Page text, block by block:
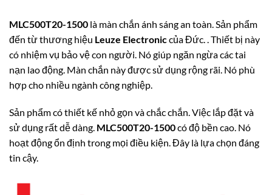
MLC500T20-1500 là màn chắn ánh sáng an toàn. Sản phẩm
đến từ thương hiệu Leuze Electroniccủa Đức.
. Thiết bị này
có nhiệm vụ bảo vệ con người. Nó giúp ngăn ngừa các tai
nạn lao động. Màn chắn này được sử dụng rộng rãi. Nó phù
hợp cho nhiều ngành công nghiệp.
Sản phẩm có thiết kế nhỏ gọn và chắc chắn. Việc lắp đặt và
sử dụng rất dễ dàng. MLC500T20-1500có độ bền cao. Nó
hoạt động ổn định trong mọi điều kiện. Đây là lựa chọn đáng
tin cậy.